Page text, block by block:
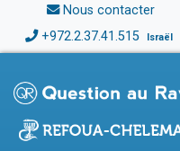
Nous contacter
+972.2.37.41.515 Israël